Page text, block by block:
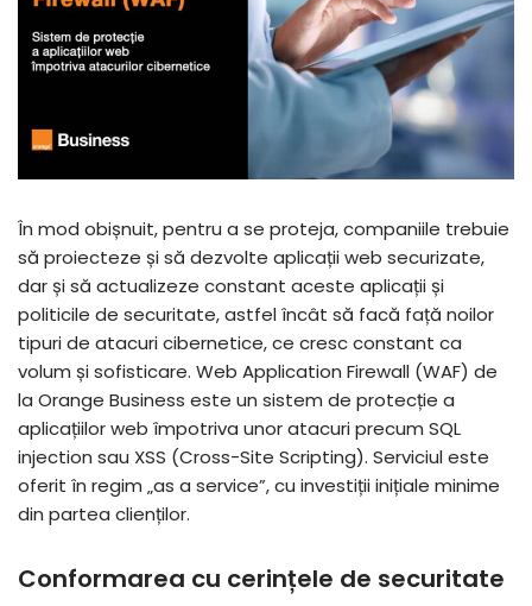
În mod obișnuit, pentru a se proteja, companiile trebuie
să proiecteze și să dezvolte aplicații web securizate,
dar și să actualizeze constant aceste aplicații și
politicile de securitate, astfel încât să facă față noilor
tipuri de atacuri cibernetice, ce cresc constant ca
volum și sofisticare. Web Application Firewall (WAF) de
la Orange Business este un sistem de protecție a
aplicațiilor web împotriva unor atacuri precum SQL
injection sau XSS (Cross-Site Scripting). Serviciul este
oferit în regim „as a service”, cu investiții inițiale minime
din partea clienților.
Conformarea cu cerințele de securitate